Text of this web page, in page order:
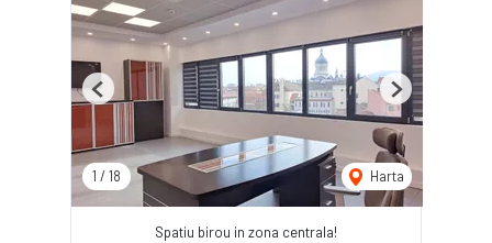
1 / 18 Harta
Previous Next
Spatiu birou in zona centrala!